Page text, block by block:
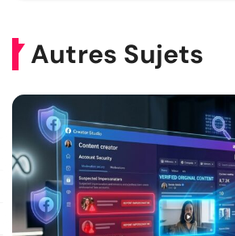
Autres Sujets